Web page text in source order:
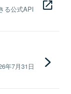
る公式API
年7月31日